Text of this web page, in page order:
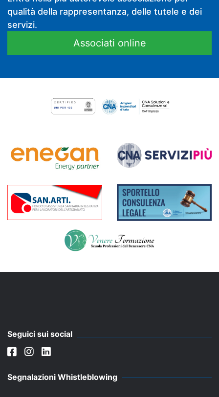
qualità della rappresentanza, delle tutele e dei
servizi.
Associati online
Seguici sui social
Segnalazioni Whistleblowing